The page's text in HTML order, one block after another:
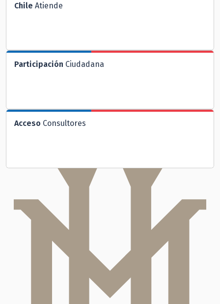
Chile Atiende
Participación Ciudadana
Acceso Consultores